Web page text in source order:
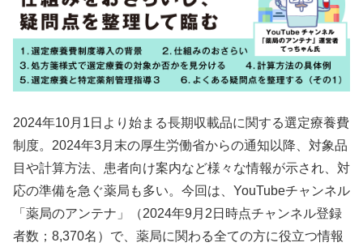
2024年10月1日より始まる長期収載品に関する選定療養費
制度。2024年3月末の厚生労働省からの通知以降、対象品
目や計算方法、患者向け案内など様々な情報が示され、対
応の準備を急ぐ薬局も多い。今回は、YouTubeチャンネル
「薬局のアンテナ」（2024年9月2日時点チャンネル登録
者数；8,370名）で、薬局に関わる全ての方に役立つ情報